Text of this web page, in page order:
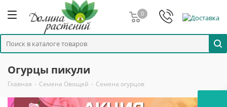
0
Огурцы пикули
Главная - Семена Овощей - Семена огурцов